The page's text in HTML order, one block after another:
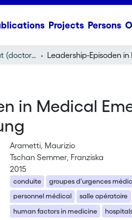
Projects Persons
Thèse de doctorat (doctoral thesis)
in Medical
Arametti, Maurizio
Tschan Semmer, Franziska
2015
conduite groupes d’urgences
personnel médical
salle opératoire
human factors in medicine